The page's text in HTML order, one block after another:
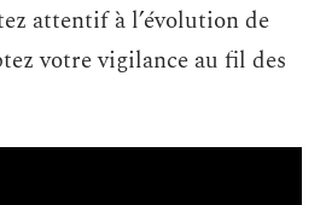
attentif à l’évolution de
votre vigilance au fil des